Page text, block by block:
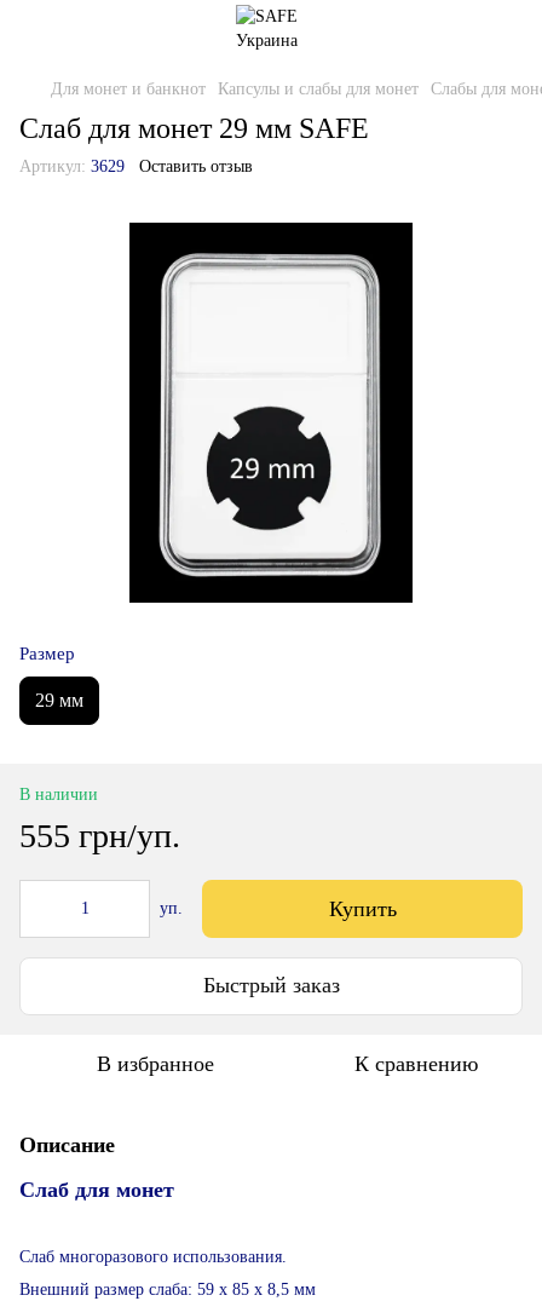
Для монет и банкнот Капсулы и слабы для монет Cлабы для
Слаб для монет 29 мм SAFE
Артикул: 3629 Оставить отзыв
Размер
29 мм
В наличии
555 грн/уп.
уп. Купить
Быстрый заказ
В избранное К сравнению
Описание
Слаб для монет
Слаб многоразового использования.
Внешний размер слаба: 59 x 85 x 8,5 мм